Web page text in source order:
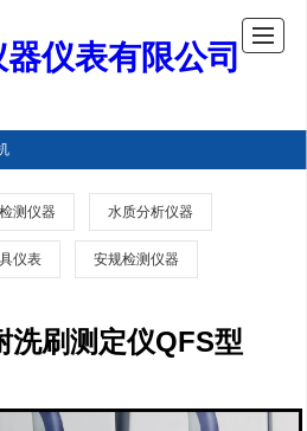
仪表有限公司
测仪器 水质分析仪器
仪表 安规检测仪器
洗刷测定仪QFS型